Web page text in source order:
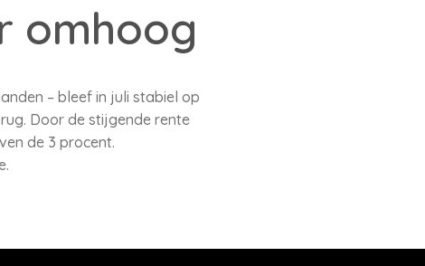
omhoog
– bleef in juli stabiel op
Door de stijgende rente
de 3 procent.